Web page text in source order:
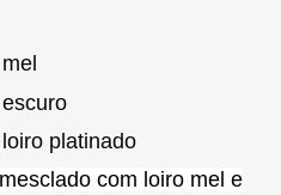
platinado
com loiro mel e